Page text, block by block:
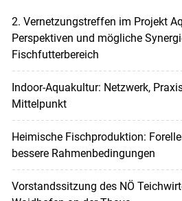
2. Vernetzungstreffen im Projekt
Perspektiven und mögliche
Fischfutterbereich
Indoor-Aquakultur: Netzwerk,
Mittelpunkt
Heimische Fischproduktion:
bessere Rahmenbedingungen
Vorstandssitzung des NÖ